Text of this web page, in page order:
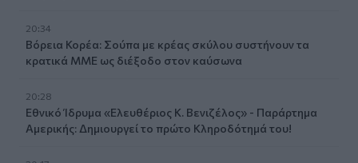
20:34
Βόρεια Κορέα: Σούπα με κρέας σκύλου συστήνουν τα
κρατικά ΜΜΕ ως διέξοδο στον καύσωνα
20:28
Εθνικό Ίδρυμα «Ελευθέριος Κ. Βενιζέλος» - Παράρτημα
Αμερικής: Δημιουργεί το πρώτο Κληροδότημά του!